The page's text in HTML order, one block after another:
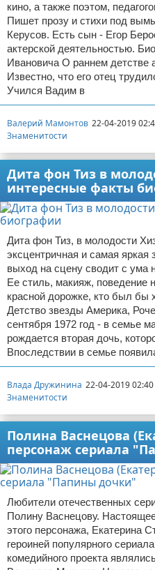
кино, а также поэтом,
Пишет прозу и стихи под
Керусов. Есть сын - Егор
актерской деятельностью.
Ивановича О раннем детстве
Известно, что его отец
Учился Вадим в
Валерий Мамонтов 22-04-2019
Знаменитости
Дита фон Тиз в
интересные факты
Дита фон Тиз, в молодости
эксцентричная и самая
выход на сцену сводит с ума
Ее стиль, макияж, поведение
красной дорожке, кто был бы
Детство звезды Америка,
сентября 1972 год - в семье
рождается вторая дочь,
Впоследствии в семье
Влада Дружинина 22-04-2019 02:40
Знаменитости
Полина Васнецова
персонаж сериала
Любители отечественных
Полину Васнецову.
этого персонажа, Екатерина
героиней популярного
комедийного проекта